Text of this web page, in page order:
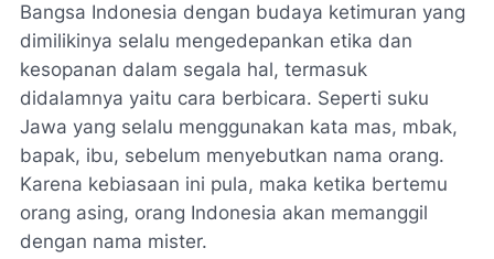
Bangsa Indonesia dengan budaya ketimuran yang
dimilikinya selalu mengedepankan etika dan
kesopanan dalam segala hal, termasuk
didalamnya yaitu cara berbicara. Seperti suku
Jawa yang selalu menggunakan kata mas, mbak,
bapak, ibu, sebelum menyebutkan nama orang.
Karena kebiasaan ini pula, maka ketika bertemu
orang asing, orang Indonesia akan memanggil
dengan nama mister.